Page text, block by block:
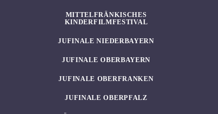
MITTELFRÄNKISCHES
KINDERFILMFESTIVAL
JUFINALE NIEDERBAYERN
JUFINALE OBERBAYERN
JUFINALE OBERFRANKEN
JUFINALE OBERPFALZ